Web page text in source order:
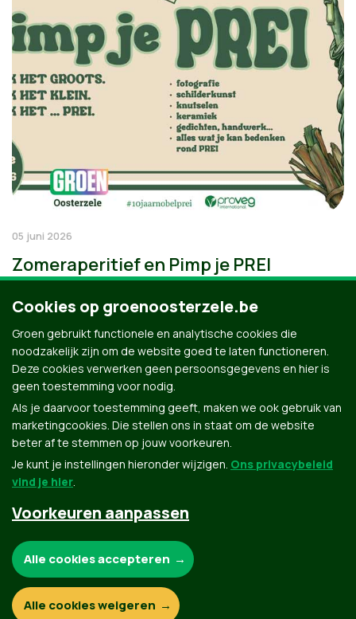
05 juni 2026
Zomeraperitief en Pimp je PREI
Groen.be
Contact Privacybeleid
Cookies op groenoosterzele.be
Groen gebruikt functionele en analytische cookies die
noodzakelijk zijn om de website goed te laten functioneren.
Deze cookies verwerken geen persoonsgegevens en hier is
geen toestemming voor nodig.
Als je daarvoor toestemming geeft, maken we ook gebruik van
marketingcookies. Die stellen ons in staat om de website
beter af te stemmen op jouw voorkeuren.
Je kunt je instellingen hieronder wijzigen. Ons privacybeleid
vind je hier.
Voorkeuren aanpassen
Functionele en analytische cookies:
Alle cookies accepteren
Alle cookies weigeren